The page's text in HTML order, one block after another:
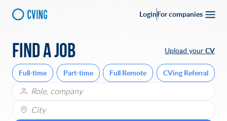
LoginFor companies
Find a job Upload your CV
Full-time Part-time Full Remote CVing Referral
City